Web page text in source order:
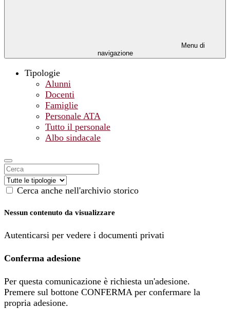
Menu di
navigazione
Tipologie
Alunni
Docenti
Famiglie
Personale ATA
Tutto il personale
Albo sindacale
Cerca anche nell'archivio storico
Nessun contenuto da visualizzare
Autenticarsi per vedere i documenti privati
Conferma adesione
Per questa comunicazione è richiesta un'adesione.
Premere sul bottone CONFERMA per confermare la
propria adesione.